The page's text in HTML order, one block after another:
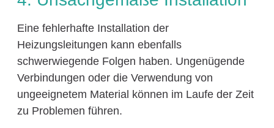
Eine fehlerhafte Installation der
Heizungsleitungen kann ebenfalls
schwerwiegende Folgen haben. Ungenügende
Verbindungen oder die Verwendung von
ungeeignetem Material können im Laufe der Zeit
zu Problemen führen.